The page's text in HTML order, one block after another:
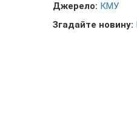
Джерело: КМУ
Згадайте новину: